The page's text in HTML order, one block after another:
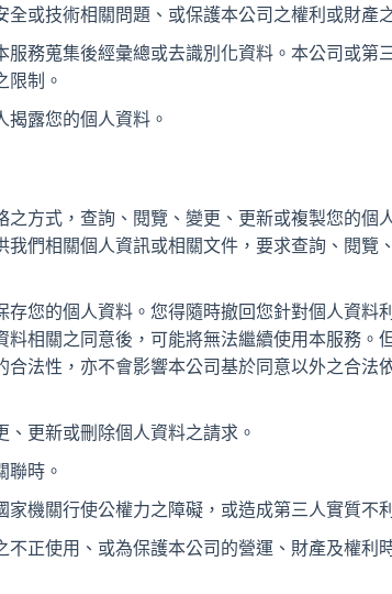
或技術相關問題、或保護本公司之權利或財產
務蒐集後經彙總或去識別化資料。本公司或第
限制。
露您的個人資料。
方式，查詢、閱覽、變更、更新或複製您的個
們相關個人資訊或相關文件，要求查詢、閱覽
您的個人資料。您得隨時撤回您針對個人資料
相關之同意後，可能將無法繼續使用本服務。
合法性，亦不會影響本公司基於同意以外之合法
更新或刪除個人資料之請求。
聯時。
機關行使公權力之障礙，或造成第三人實質不
正使用、或為保護本公司的營運、財產及權利